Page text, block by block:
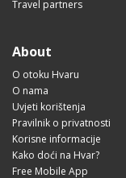
Travel partners
About
O otoku Hvaru
O nama
Uvjeti korištenja
Pravilnik o privatnosti
Korisne informacije
Kako doći na Hvar?
Free Mobile App